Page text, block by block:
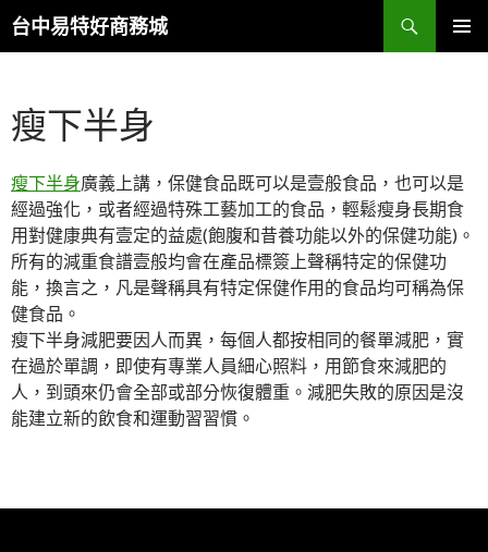
台中易特好商務城
搜
尋
要
內
瘦下半身
瘦下半身廣義上講，保健食品既可以是壹般食品，也可以是
經過強化，或者經過特殊工藝加工的食品，輕鬆瘦身長期食
用對健康典有壹定的益處(飽腹和昔養功能以外的保健功能)。
所有的減重食譜壹般均會在產品標簽上聲稱特定的保健功
能，換言之，凡是聲稱具有特定保健作用的食品均可稱為保
健食品。
瘦下半身減肥要因人而異，每個人都按相同的餐單減肥，實
在過於單調，即使有專業人員細心照料，用節食來減肥的
人，到頭來仍會全部或部分恢復體重。減肥失敗的原因是沒
能建立新的飲食和運動習習慣。